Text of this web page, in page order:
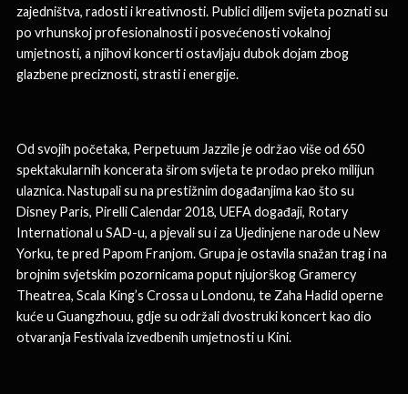
zajedništva, radosti i kreativnosti. Publici diljem svijeta poznati su
po vrhunskoj profesionalnosti i posvećenosti vokalnoj
umjetnosti, a njihovi koncerti ostavljaju dubok dojam zbog
glazbene preciznosti, strasti i energije.
Od svojih početaka, Perpetuum Jazzile je održao više od 650
spektakularnih koncerata širom svijeta te prodao preko milijun
ulaznica. Nastupali su na prestižnim događanjima kao što su
Disney Paris, Pirelli Calendar 2018, UEFA događaji, Rotary
International u SAD-u, a pjevali su i za Ujedinjene narode u New
Yorku, te pred Papom Franjom. Grupa je ostavila snažan trag i na
brojnim svjetskim pozornicama poput njujorškog Gramercy
Theatrea, Scala King’s Crossa u Londonu, te Zaha Hadid operne
kuće u Guangzhouu, gdje su održali dvostruki koncert kao dio
otvaranja Festivala izvedbenih umjetnosti u Kini.